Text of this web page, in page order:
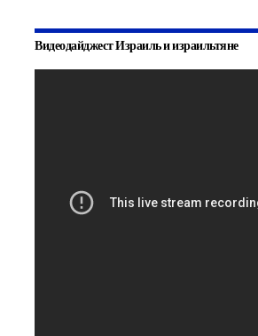
Видеодайджест Израиль и израильтяне